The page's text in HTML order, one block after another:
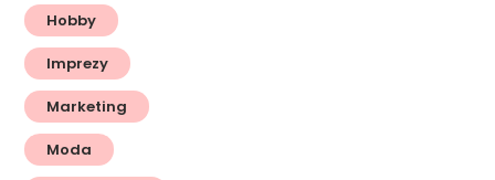
Hobby
Imprezy
Marketing
Moda